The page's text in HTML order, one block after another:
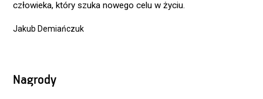
człowieka, który szuka nowego celu w życiu.
Jakub Demiańczuk
Nagrody